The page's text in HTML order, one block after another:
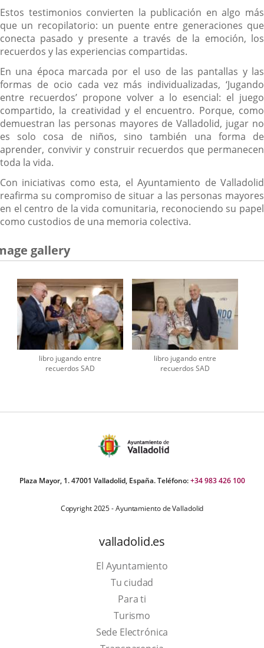
Estos testimonios convierten la publicación en algo más
que un recopilatorio: un puente entre generaciones que
conecta pasado y presente a través de la emoción, los
recuerdos y las experiencias compartidas.
En una época marcada por el uso de las pantallas y las
formas de ocio cada vez más individualizadas, ‘Jugando
entre recuerdos’ propone volver a lo esencial: el juego
compartido, la creatividad y el encuentro. Porque, como
demuestran las personas mayores de Valladolid, jugar no
es solo cosa de niños, sino también una forma de
aprender, convivir y construir recuerdos que permanecen
toda la vida.
Con iniciativas como esta, el Ayuntamiento de Valladolid
reafirma su compromiso de situar a las personas mayores
en el centro de la vida comunitaria, reconociendo su papel
como custodios de una memoria colectiva.
gallery
libro jugando entre
recuerdos SAD
libro jugando entre
recuerdos SAD
Plaza Mayor, 1. 47001 Valladolid, España. Teléfono:+34 983 426 100
Copyright 2025 - Ayuntamiento de Valladolid
valladolid.es
El Ayuntamiento
Tu ciudad
Para ti
TurismoThis
link
Sede Electrónica